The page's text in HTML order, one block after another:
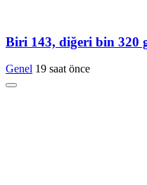
Biri 143, diğeri bin 320
Genel 19 saat önce